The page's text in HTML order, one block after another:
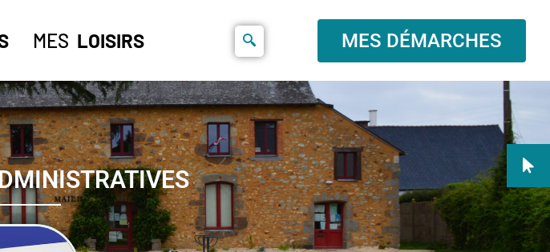
MES LOISIRS MES DÉMARCHES